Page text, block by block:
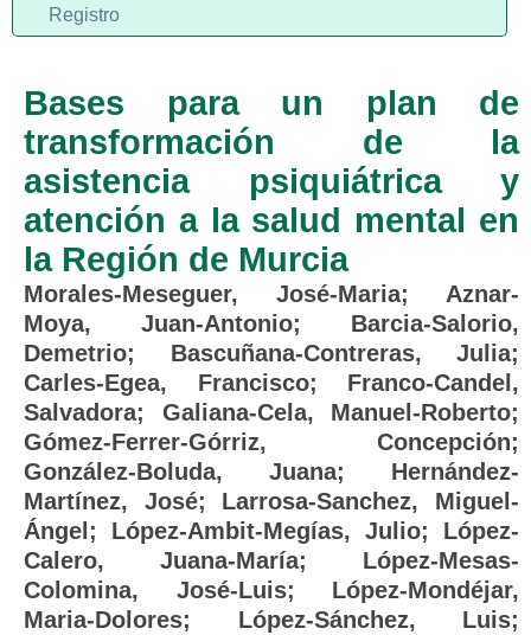
Bases para un plan de
transformación de la
asistencia psiquiátrica y
atención a la salud mental en
la Región de Murcia
Morales-Meseguer, José-Maria; Aznar-
Moya, Juan-Antonio; Barcia-Salorio,
Demetrio; Bascuñana-Contreras, Julia;
Carles-Egea, Francisco; Franco-Candel,
Salvadora; Galiana-Cela, Manuel-Roberto;
Gómez-Ferrer-Górriz, Concepción;
González-Boluda, Juana; Hernández-
Martínez, José; Larrosa-Sanchez, Miguel-
Ángel ; López-Ambit-Megías, Julio; López-
Calero, Juana-María; López-Mesas-
Colomina, José-Luis; López-Mondéjar,
Maria-Dolores; López-Sánchez, Luis;
Registro